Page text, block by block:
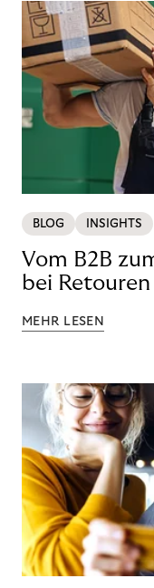
BLOG INSIGHTS
Vom B2B
bei
MEHR LESEN